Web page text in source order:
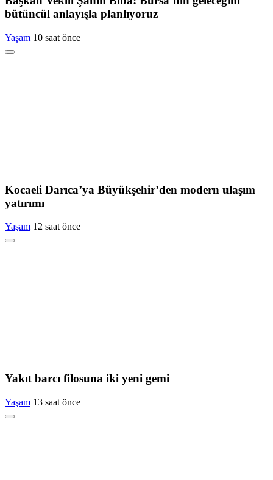
bütüncül anlayışla planlıyoruz
Yaşam 10 saat önce
Kocaeli Darıca’ya Büyükşehir’den modern ulaşım
yatırımı
Yaşam 12 saat önce
Yakıt barcı filosuna iki yeni gemi
Yaşam 13 saat önce